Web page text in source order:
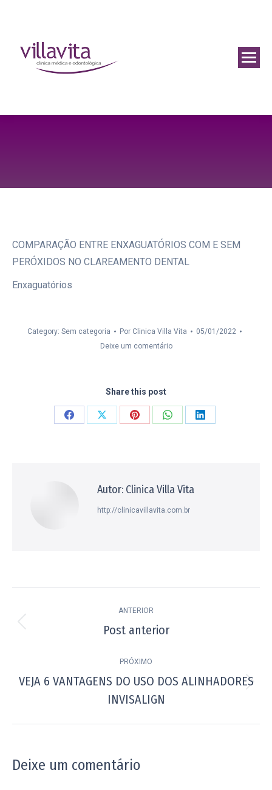
COMPARAÇÃO ENTRE ENXAGUATÓRIOS COM E SEM
PERÓXIDOS NO CLAREAMENTO DENTAL
Enxaguatórios
Category: Sem categoria Por Clinica Villa Vita
05/01/2022
Deixe um comentário
Share this post
CompartilharCompartilharCompartilharCompartilharCompartilhar
Autor: Clinica Villa Vita
http://clinicavillavita.com.br
de
ANTERIOR
Post
Post anterior
PRÓXIMO
Próximo
post:
VEJA 6 VANTAGENS DO USO DOS ALINHADORES
INVISALIGN
Deixe um comentário